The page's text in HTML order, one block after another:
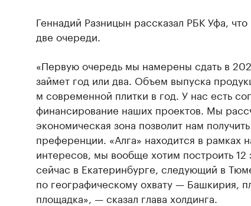
Геннадий Разницын рассказал РБК Уфа,
две очереди.
«Первую очередь мы намерены сдать в
займет год или два. Объем выпуска
м современной плитки в год. У нас есть
финансирование наших проектов. Мы
экономическая зона позволит нам
преференции. «Алга» находится в рамках
интересов, мы вообще хотим построить 12
сейчас в Екатеринбурге, следующий в
по географическому охвату — Башкирия,
площадка», — сказал глава холдинга.